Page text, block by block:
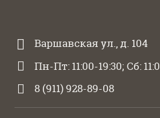
Варшавская ул., д. 104
Пн-Пт: 11:00-19:30; Сб:
8 (911) 928-89-08